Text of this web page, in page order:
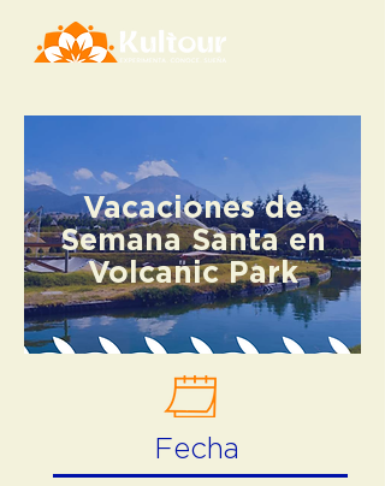
Vacaciones de
Semana Santa en
Volcanic Park
Fecha